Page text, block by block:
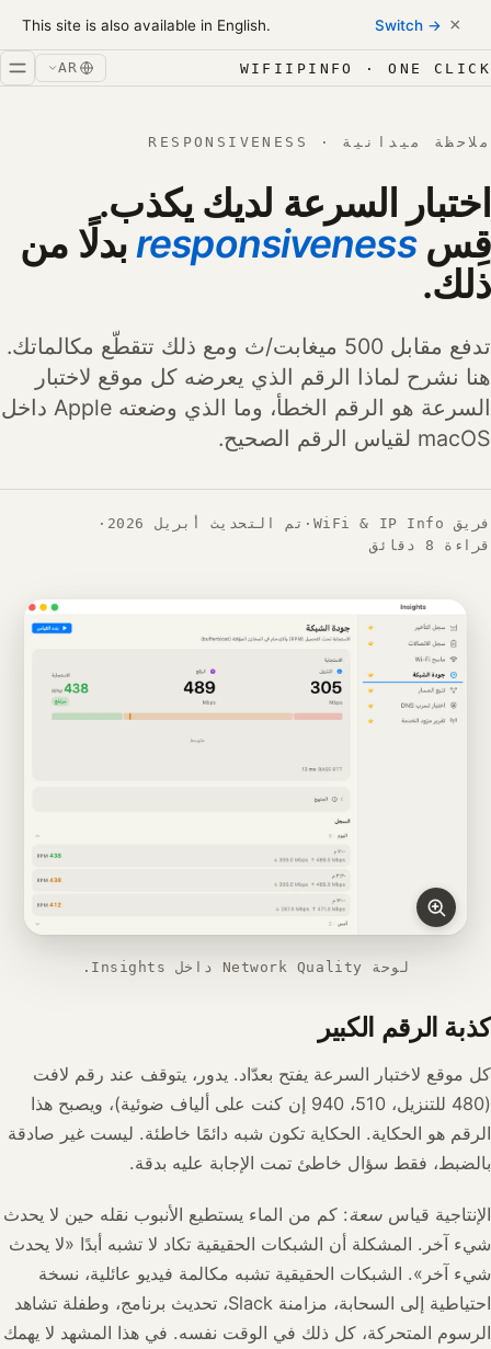
This site is also available in English. Switch → ×
تخطّ إلى المحتوى
WIFIIPINFO · ONE CLICK
AR
ملاحظة ميدانية · RESPONSIVENESS
اختبار السرعة لديك يكذب.
قِسresponsivenessبدلًا من
ذلك.
تدفع مقابل 500 ميغابت/ث ومع ذلك تتقطّع مكالماتك.
هنا نشرح لماذا الرقم الذي يعرضه كل موقع لاختبار
السرعة هو الرقم الخطأ، وما الذي وضعته Apple داخل
macOS لقياس الرقم الصحيح.
فريق WiFi & IP Info · تم التحديث أبريل 2026
·
قراءة 8 دقائق
لوحة Network Quality داخل Insights.
كذبة الرقم الكبير
كل موقع لاختبار السرعة يفتح بعدّاد. يدور، يتوقف عند رقم لافت
(480 للتنزيل، 510، 940 إن كنت على ألياف ضوئية)، ويصبح هذا
الرقم هو الحكاية. الحكاية تكون شبه دائمًا خاطئة. ليست غير صادقة
بالضبط، فقط سؤال خاطئ تمت الإجابة عليه بدقة.
الإنتاجية قياس سعة: كم من الماء يستطيع الأنبوب نقله حين لا يحدث
شيء آخر. المشكلة أن الشبكات الحقيقية تكاد لا تشبه أبدًا «لا يحدث
شيء آخر». الشبكات الحقيقية تشبه مكالمة فيديو عائلية، نسخة
احتياطية إلى السحابة، مزامنة Slack، تحديث برنامج، وطفلة تشاهد
الرسوم المتحركة، كل ذلك في الوقت نفسه. في هذا المشهد لا يهمك